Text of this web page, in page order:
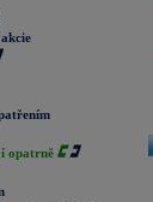
opatrně